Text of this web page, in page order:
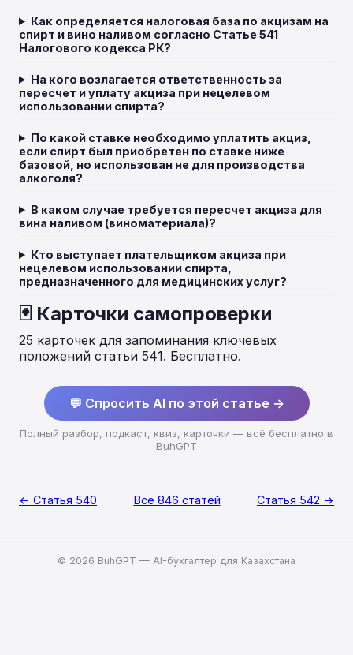
Как определяется налоговая база по акцизам на
спирт и вино наливом согласно Статье 541
Налогового кодекса РК?
На кого возлагается ответственность за
пересчет и уплату акциза при нецелевом
использовании спирта?
По какой ставке необходимо уплатить акциз,
если спирт был приобретен по ставке ниже
базовой, но использован не для производства
алкоголя?
В каком случае требуется пересчет акциза для
вина наливом (виноматериала)?
Кто выступает плательщиком акциза при
нецелевом использовании спирта,
предназначенного для медицинских услуг?
🃏 Карточки самопроверки
25 карточек для запоминания ключевых
положений статьи 541. Бесплатно.
💬 Спросить AI по этой статье →
Полный разбор, подкаст, квиз, карточки — всё бесплатно в
BuhGPT
← Статья 540 Все 846 статей Статья 542 →
© 2026 BuhGPT — AI-бухгалтер для Казахстана